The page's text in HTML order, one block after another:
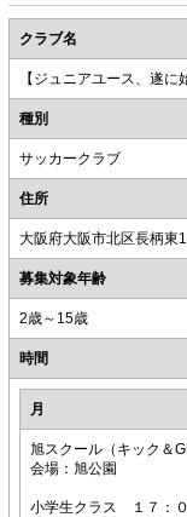
クラブ名
【ジュニアユース、遂
種別
サッカークラブ
住所
大阪府大阪市北区長柄東
募集対象年齢
2歳～15歳
時間
月
旭スクール（キック＆
会場：旭公園
小学生クラス １７：